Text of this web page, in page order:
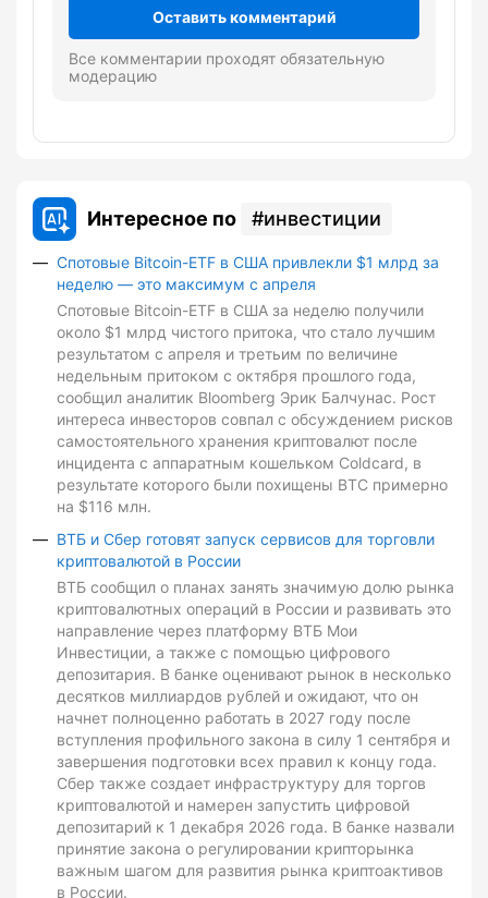
Оставить комментарий
Все комментарии проходят обязательную
модерацию
Интересное по инвестиции
Спотовые Bitcoin-ETF в США привлекли $1 млрд за
неделю — это максимум с апреля
Спотовые Bitcoin-ETF в США за неделю получили
около $1 млрд чистого притока, что стало лучшим
результатом с апреля и третьим по величине
недельным притоком с октября прошлого года,
сообщил аналитик Bloomberg Эрик Балчунас. Рост
интереса инвесторов совпал с обсуждением рисков
самостоятельного хранения криптовалют после
инцидента с аппаратным кошельком Coldcard, в
результате которого были похищены BTC примерно
на $116 млн.
ВТБ и Сбер готовят запуск сервисов для торговли
криптовалютой в России
ВТБ сообщил о планах занять значимую долю рынка
криптовалютных операций в России и развивать это
направление через платформу ВТБ Мои
Инвестиции, а также с помощью цифрового
депозитария. В банке оценивают рынок в несколько
десятков миллиардов рублей и ожидают, что он
начнет полноценно работать в 2027 году после
вступления профильного закона в силу 1 сентября и
завершения подготовки всех правил к концу года.
Сбер также создает инфраструктуру для торгов
криптовалютой и намерен запустить цифровой
депозитарий к 1 декабря 2026 года. В банке назвали
принятие закона о регулировании крипторынка
важным шагом для развития рынка криптоактивов
в России.